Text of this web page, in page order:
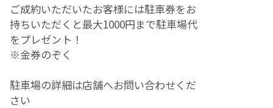
ご成約いただいたお客様には駐車券をお
持ちいただくと最大1000円まで駐車場代
をプレゼント！
※金券のぞく
駐車場の詳細は店舗へお問い合わせくだ
さい